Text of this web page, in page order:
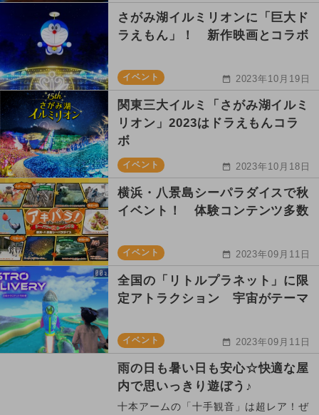
さがみ湖イルミリオンに「巨大ド
ラえもん」！ 新作映画とコラボ
イベント 2023年10月19日
関東三大イルミ「さがみ湖イルミ
リオン」2023はドラえもんコラ
ボ
イベント 2023年10月18日
横浜・八景島シーパラダイスで秋
イベント！ 体験コンテンツ多数
イベント 2023年09月11日
全国の「リトルプラネット」に限
定アトラクション 宇宙がテーマ
イベント 2023年09月11日
雨の日も暑い日も安心☆快適な屋
内で思いっきり遊ぼう♪
十本アームの「十手観音」は超レア！ぜ